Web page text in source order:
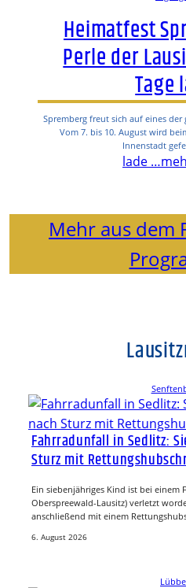
Heimatfest
Perle der
Tage
Spremberg freut sich auf eines
Vom 7. bis 10. August wird
Innenstadt
lade …
Mehr aus dem
Fahrradunfall in Sedlitz:
Sturz mit
Ein siebenjähriges Kind ist bei einem
Oberspreewald-Lausitz) verletzt
anschließend mit einem
6. August 2026